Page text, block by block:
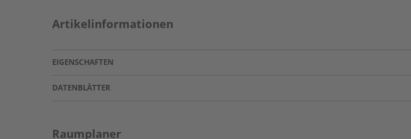
Artikelinformationen
EIGENSCHAFTEN
DATENBLÄTTER
Raumplaner